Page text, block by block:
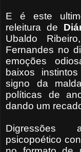
E é este
releitura de
Ubaldo
Fernandes no
emoções
baixos
signo da
políticas de
dando um
Digressões
psicopoético